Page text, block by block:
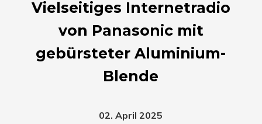
Vielseitiges Internetradio
von Panasonic mit
gebürsteter Aluminium-
Blende
02. April 2025